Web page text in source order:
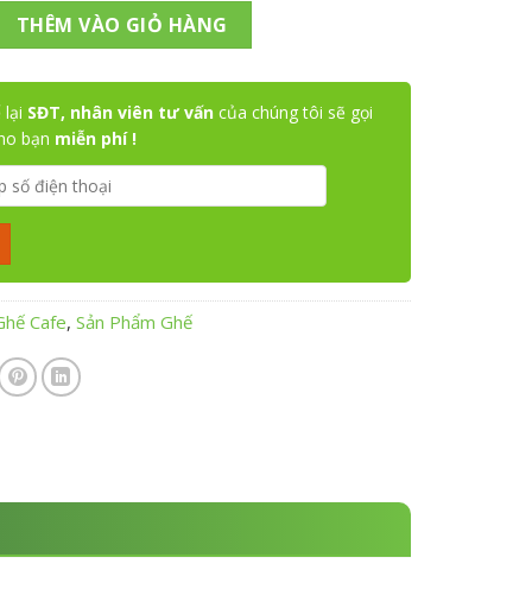
vip nhà hàng số lượng
THÊM VÀO GIỎ HÀNG
lại SĐT, nhân viên tư vấn của chúng tôi sẽ gọi
bạn miễn phí !
Cafe, Sản Phẩm Ghế